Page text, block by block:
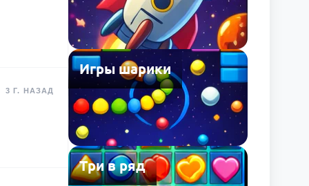
3 Г. НАЗАД
Игры шарики
Три в ряд